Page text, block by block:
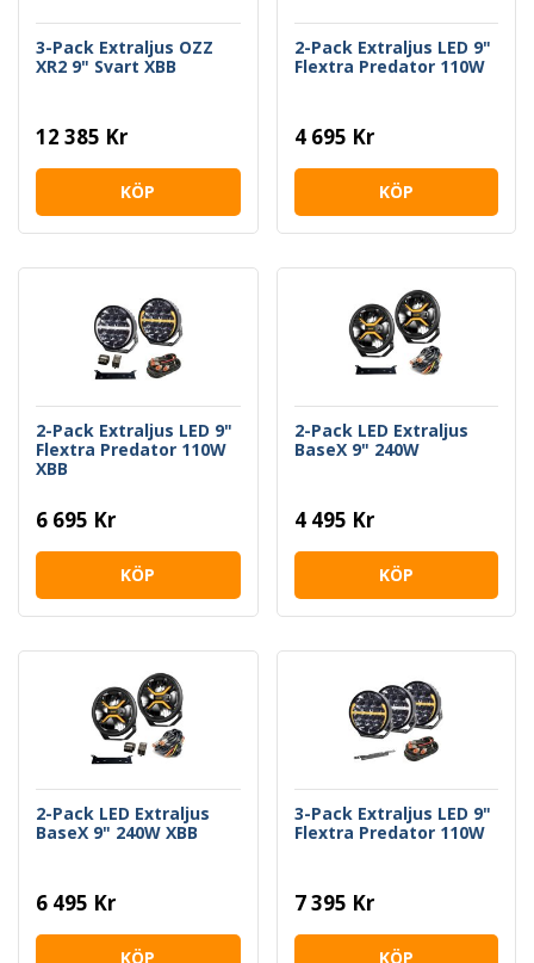
3-Pack Extraljus OZZ
XR2 9" Svart XBB
12 385 Kr
KÖP
2-Pack Extraljus LED 9"
Flextra Predator 110W
4 695 Kr
KÖP
2-Pack Extraljus LED 9"
Flextra Predator 110W
XBB
6 695 Kr
KÖP
2-Pack LED Extraljus
BaseX 9" 240W
4 495 Kr
KÖP
2-Pack LED Extraljus
BaseX 9" 240W XBB
6 495 Kr
KÖP
3-Pack Extraljus LED 9"
Flextra Predator 110W
7 395 Kr
KÖP